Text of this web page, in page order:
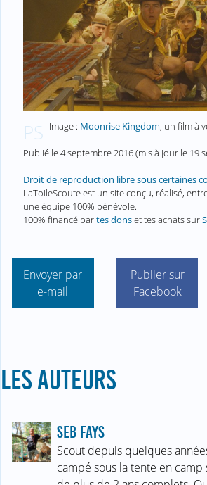
PS Image : Moonrise Kingdom, un film à
Publié le4 septembre 2016(mis à jour le 19
Droit de reproduction libre sous certaines
LaToileScoute est un site conçu, réalisé,
une équipe 100% bénévole.
100% financé partes donset tes achats sur
Envoyer par
e-mail
Publier sur
Facebook
LES AUTEURS
SEB FAYS
Scout depuis quelques
campé sous la tente en